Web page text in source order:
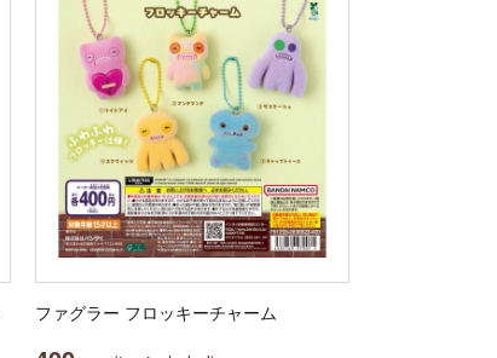
ファグラー フロッキーチャーム